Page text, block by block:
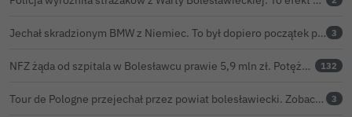
Jechał skradzionym BMW z Niemiec. To był dopiero początek problemów 33-latka 3
NFZ żąda od szpitala w Bolesławcu prawie 5,9 mln zł. Potężny cios po kontroli rozliczeń 132
Tour de Pologne przejechał przez powiat bolesławiecki. Zobacz wideo z Zebrzydowej 3